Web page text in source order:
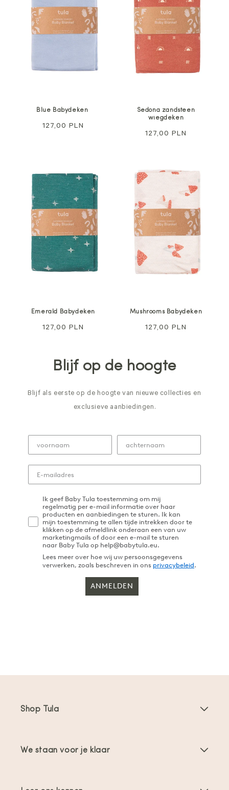
Blue Babydeken
Normale
127,00 PLN
Sedona zandsteen
wiegdeken
Normale
127,00 PLN
Emerald Babydeken
Normale
127,00 PLN
Mushrooms Babydeken
Normale
127,00 PLN
Blijf op de hoogte
Blijf als eerste op de hoogte van nieuwe collecties en
exclusieve aanbiedingen.
Ik geef Baby Tula toestemming om mij
regelmatig per e-mail informatie over haar
producten en aanbiedingen te sturen. Ik kan
mijn toestemming te allen tijde intrekken door te
klikken op de afmeldlink onderaan een van uw
marketingmails of door een e-mail te sturen
naar Baby Tula op help@babytula.eu.
Lees meer over hoe wij uw persoonsgegevens
verwerken, zoals beschreven in ons privacybeleid.
ANMELDEN
Shop Tula
We staan voor je klaar